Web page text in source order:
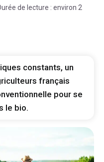
de lecture : environ 2
constants, un
français
pour se
le bio.